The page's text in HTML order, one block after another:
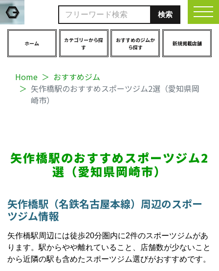
ホーム
カテゴリーから探
す
おすすめのジムか
ら探す
新規掲載店舗
Home
おすすめジム
矢作橋駅のおすすめスポーツジム2選（愛知県岡
崎市）
矢作橋駅のおすすめスポーツジム2
選（愛知県岡崎市）
矢作橋駅（名鉄名古屋本線）周辺のスポー
ツジム情報
矢作橋駅周辺には徒歩20分圏内に2件のスポーツジムがあ
ります。駅からやや離れていること、店舗数が少ないこと
から近隣の駅も含めたスポーツジム選びがおすすめです。